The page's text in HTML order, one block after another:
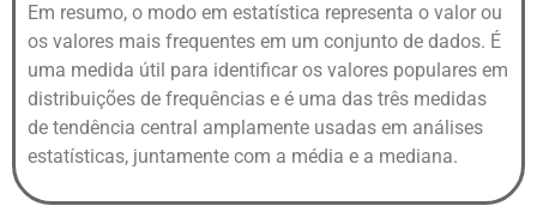
Em resumo, o modo em estatística representa o valor ou
os valores mais frequentes em um conjunto de dados. É
uma medida útil para identificar os valores populares em
distribuições de frequências e é uma das três medidas
de tendência central amplamente usadas em análises
estatísticas, juntamente com a média e a mediana.